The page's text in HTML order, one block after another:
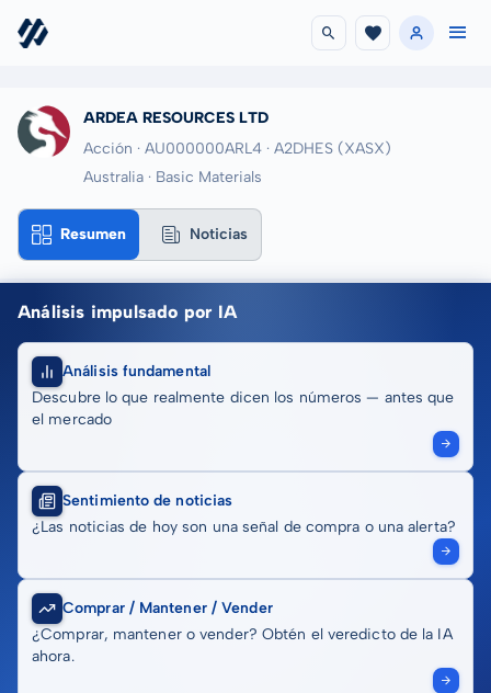
ARDEA RESOURCES LTD
Acción · AU000000ARL4 · A2DHES (XASX)
Australia · Basic Materials
Resumen Noticias
Análisis impulsado por IA
Análisis fundamental
Descubre lo que realmente dicen los números — antes que
el mercado
Sentimiento de noticias
¿Las noticias de hoy son una señal de compra o una alerta?
Comprar / Mantener / Vender
¿Comprar, mantener o vender? Obtén el veredicto de la IA
ahora.